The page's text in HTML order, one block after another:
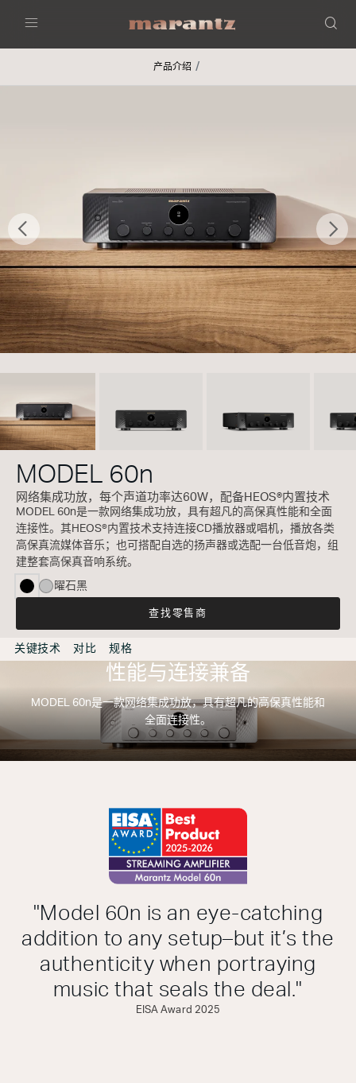
产品介绍
后退 继
MODEL 60n
网络集成功放，每个声道功率达60W，配备HEOS®内置技术
MODEL 60n是一款网络集成功放，具有超凡的高保真性能和全面
连接性。其HEOS®内置技术支持连接CD播放器或唱机，播放各类
高保真流媒体音乐；也可搭配自选的扬声器或选配一台低音炮，组
建整套高保真音响系统。
selected
曜石黑
查找零售商
关键技术 对比 规格
性能与连接兼备
MODEL 60n是一款网络集成功放，具有超凡的高保真性能和
全面连接性。
"Model 60n is an eye-catching
addition to any setup–but it’s the
authenticity when portraying
music that seals the deal."
EISA Award 2025